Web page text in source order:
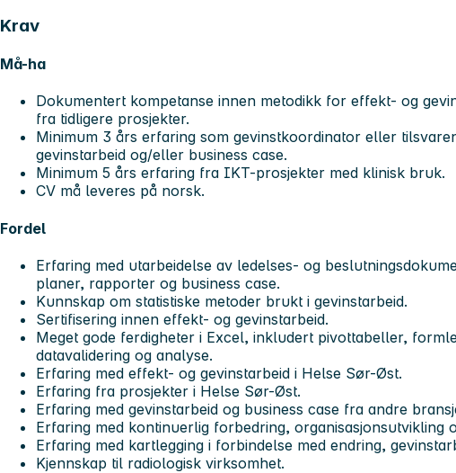
Krav
Må-ha
Dokumentert kompetanse innen metodikk for effekt- og
fra tidligere prosjekter.
Minimum 3 års erfaring som gevinstkoordinator eller
gevinstarbeid og/eller business case.
Minimum 5 års erfaring fra IKT-prosjekter med klinisk bruk.
CV må leveres på norsk.
Fordel
Erfaring med utarbeidelse av ledelses- og
planer, rapporter og business case.
Kunnskap om statistiske metoder brukt i gevinstarbeid.
Sertifisering innen effekt- og gevinstarbeid.
Meget gode ferdigheter i Excel, inkludert pivottabeller,
datavalidering og analyse.
Erfaring med effekt- og gevinstarbeid i Helse Sør-Øst.
Erfaring fra prosjekter i Helse Sør-Øst.
Erfaring med gevinstarbeid og business case fra andre
Erfaring med kontinuerlig forbedring, organisasjonsutvikling
Erfaring med kartlegging i forbindelse med endring,
Kjennskap til radiologisk virksomhet.